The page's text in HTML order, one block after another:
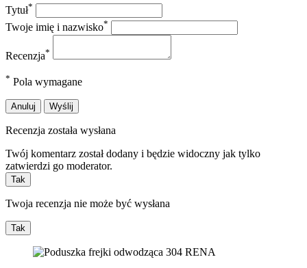
Tytuł*
Twoje imię i nazwisko*
Recenzja*
* Pola wymagane
Anuluj Wyślij
Recenzja została wysłana
Twój komentarz został dodany i będzie widoczny jak tylko
zatwierdzi go moderator.
Tak
Twoja recenzja nie może być wysłana
Tak